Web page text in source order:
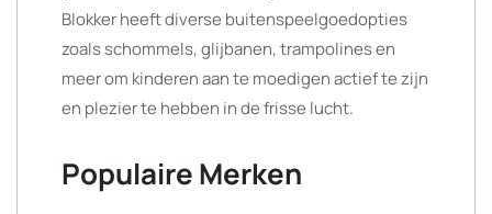
Blokker heeft diverse buitenspeelgoedopties
zoals schommels, glijbanen, trampolines en
meer om kinderen aan te moedigen actief te zijn
en plezier te hebben in de frisse lucht.
Populaire Merken